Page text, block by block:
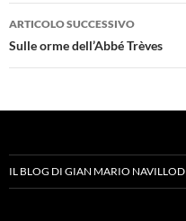
ARTICOLO SUCCESSIVO
Sulle orme dell’Abbé Trèves
IL BLOG DI GIAN MARIO NAVILLOD